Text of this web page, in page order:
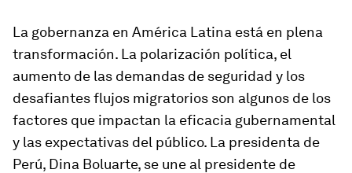
La gobernanza en América Latina está en plena
transformación. La polarización política, el
aumento de las demandas de seguridad y los
desafiantes flujos migratorios son algunos de los
factores que impactan la eficacia gubernamental
y las expectativas del público. La presidenta de
Perú, Dina Boluarte, se une al presidente de